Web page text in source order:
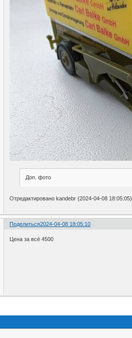
Доп. фото
Отредактировано kandebr (2024-04-08 18:05:05)
Поделиться2024-04-08 18:05:10
Цена за всё 4500